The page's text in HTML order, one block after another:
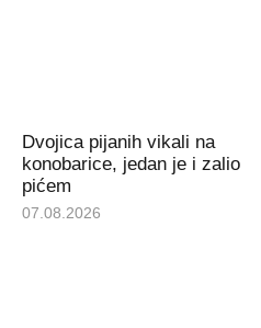
Dvojica pijanih vikali na
konobarice, jedan je i zalio
pićem
07.08.2026